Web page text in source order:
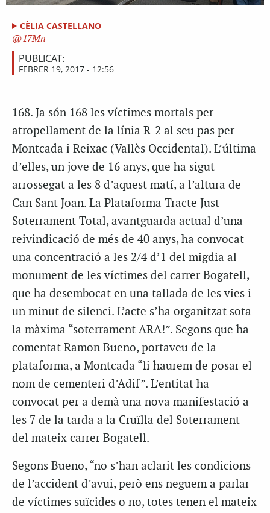
CÈLIA CASTELLANO
17Mn
PUBLICAT:
FEBRER 19, 2017 - 12:56
168. Ja són 168 les víctimes mortals per
atropellament de la línia R-2 al seu pas per
Montcada i Reixac (Vallès Occidental). L’última
d’elles, un jove de 16 anys, que ha sigut
arrossegat a les 8 d’aquest matí, a l’altura de
Can Sant Joan. La Plataforma Tracte Just
Soterrament Total, avantguarda actual d’una
reivindicació de més de 40 anys, ha convocat
una concentració a les 2/4 d’1 del migdia al
monument de les víctimes del carrer Bogatell,
que ha desembocat en una tallada de les vies i
un minut de silenci. L’acte s’ha organitzat sota
la màxima “soterrament ARA!”. Segons que ha
comentat Ramon Bueno, portaveu de la
plataforma, a Montcada “li haurem de posar el
nom de cementeri d’Adif”. L’entitat ha
convocat per a demà una nova manifestació a
les 7 de la tarda a la Cruïlla del Soterrament
del mateix carrer Bogatell.
Segons Bueno, “no s’han aclarit les condicions
de l’accident d’avui, però ens neguem a parlar
de víctimes suïcides o no, totes tenen el mateix